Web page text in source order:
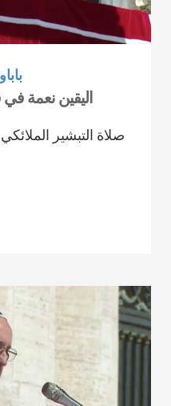
اليقين نعمة
صلاة التبشير